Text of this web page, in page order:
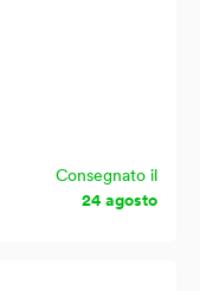
Consegnato il
24 agosto